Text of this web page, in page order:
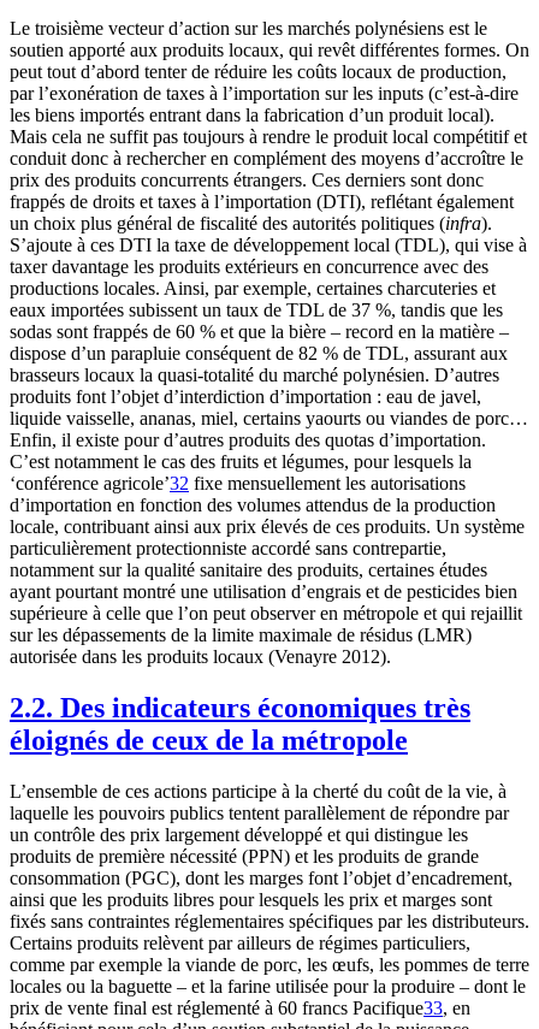
Le troisième vecteur d’action sur les marchés polynésiens est le
soutien apporté aux produits locaux, qui revêt différentes formes. On
peut tout d’abord tenter de réduire les coûts locaux de production,
par l’exonération de taxes à l’importation sur les inputs (c’est-à-dire
les biens importés entrant dans la fabrication d’un produit local).
Mais cela ne suffit pas toujours à rendre le produit local compétitif et
conduit donc à rechercher en complément des moyens d’accroître le
prix des produits concurrents étrangers. Ces derniers sont donc
frappés de droits et taxes à l’importation (DTI), reflétant également
un choix plus général de fiscalité des autorités politiques (infra).
S’ajoute à ces DTI la taxe de développement local (TDL), qui vise à
taxer davantage les produits extérieurs en concurrence avec des
productions locales. Ainsi, par exemple, certaines charcuteries et
eaux importées subissent un taux de TDL de 37 %, tandis que les
sodas sont frappés de 60 % et que la bière – record en la matière –
dispose d’un parapluie conséquent de 82 % de TDL, assurant aux
brasseurs locaux la quasi-totalité du marché polynésien. D’autres
produits font l’objet d’interdiction d’importation : eau de javel,
liquide vaisselle, ananas, miel, certains yaourts ou viandes de porc…
Enfin, il existe pour d’autres produits des quotas d’importation.
C’est notamment le cas des fruits et légumes, pour lesquels la
‘conférence agricole’32 fixe mensuellement les autorisations
d’importation en fonction des volumes attendus de la production
locale, contribuant ainsi aux prix élevés de ces produits. Un système
particulièrement protectionniste accordé sans contrepartie,
notamment sur la qualité sanitaire des produits, certaines études
ayant pourtant montré une utilisation d’engrais et de pesticides bien
supérieure à celle que l’on peut observer en métropole et qui rejaillit
sur les dépassements de la limite maximale de résidus (LMR)
autorisée dans les produits locaux (Venayre 2012).
2.2. Des indicateurs économiques très
éloignés de ceux de la métropole
L’ensemble de ces actions participe à la cherté du coût de la vie, à
laquelle les pouvoirs publics tentent parallèlement de répondre par
un contrôle des prix largement développé et qui distingue les
produits de première nécessité (PPN) et les produits de grande
consommation (PGC), dont les marges font l’objet d’encadrement,
ainsi que les produits libres pour lesquels les prix et marges sont
fixés sans contraintes réglementaires spécifiques par les distributeurs.
Certains produits relèvent par ailleurs de régimes particuliers,
comme par exemple la viande de porc, les œufs, les pommes de terre
locales ou la baguette – et la farine utilisée pour la produire – dont le
prix de vente final est réglementé à 60 francs Pacifique33, en